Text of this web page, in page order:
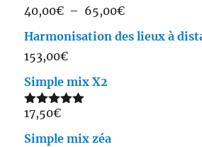
40,00€ – 65,00€Plage
de
Harmonisation des lieux à
153,00€
Simple mix X2
Note5.00
17,50€
Simple mix zéa